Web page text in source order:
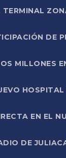
TERMINAL
DE
MILLONES
EN EL
DE